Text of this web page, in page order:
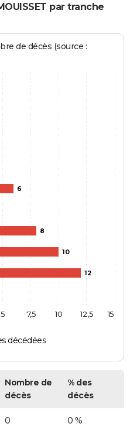
par tranche
de décès (source :
6
8
10
12
décédées
5 7,5 10 12,5 15
Nombre de
décès
% des
décès
0 0 %